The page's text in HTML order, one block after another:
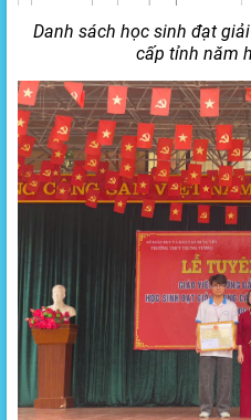
Danh sách học sinh đạt
cấp tỉnh năm